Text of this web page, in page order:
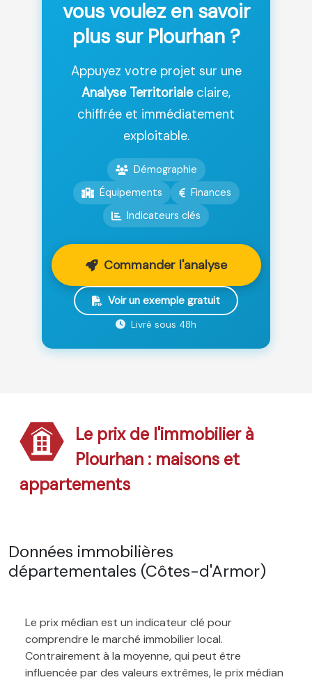
vous voulez en savoir
plus sur Plourhan ?
Appuyez votre projet sur une
Analyse Territorialeclaire,
chiffrée et immédiatement
exploitable.
Démographie
Équipements
Finances
Indicateurs clés
Commander l'analyse
Voir un exemple gratuit
Livré sous 48h
Le prix de l'immobilier à
Plourhan : maisons et
appartements
Données immobilières
départementales (Côtes-d'Armor)
Le prix médian est un indicateur clé pour
comprendre le marché immobilier local.
Contrairement à la moyenne, qui peut être
influencée par des valeurs extrêmes, le prix médian